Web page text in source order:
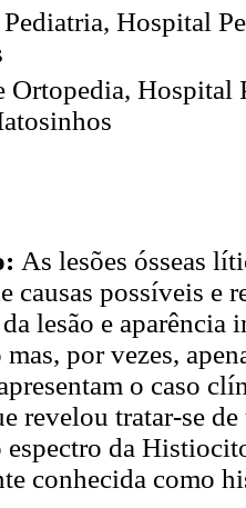
Hospital
Ortopedia,
As lesões ósseas
causas possíveis e
lesão e aparência
por vezes,
o caso
revelou tratar-se
espectro da
conhecida como